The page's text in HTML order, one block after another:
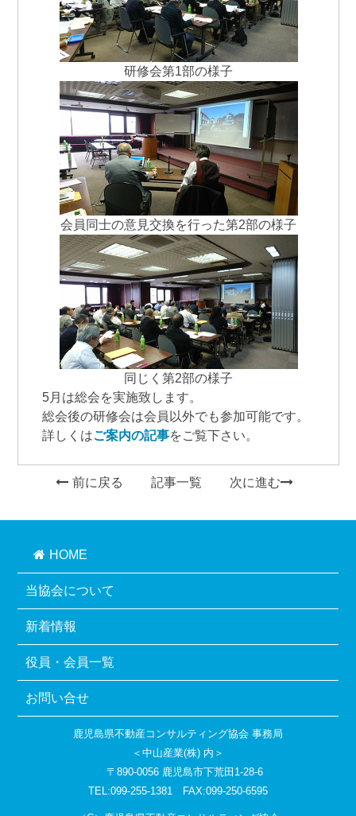
研修会第1部の様子
会員同士の意見交換を行った第2部の様子
同じく第2部の様子
5月は総会を実施致します。
総会後の研修会は会員以外でも参加可能です。
詳しくはご案内の記事をご覧下さい。
前に戻る 記事一覧 次に進む
HOME
当協会について
新着情報
役員・会員一覧
お問い合せ
鹿児島県不動産コンサルティング協会 事務局
＜中山産業(株) 内＞
〒890-0056 鹿児島市下荒田1-28-6
TEL:099-255-1381 FAX:099-250-6595